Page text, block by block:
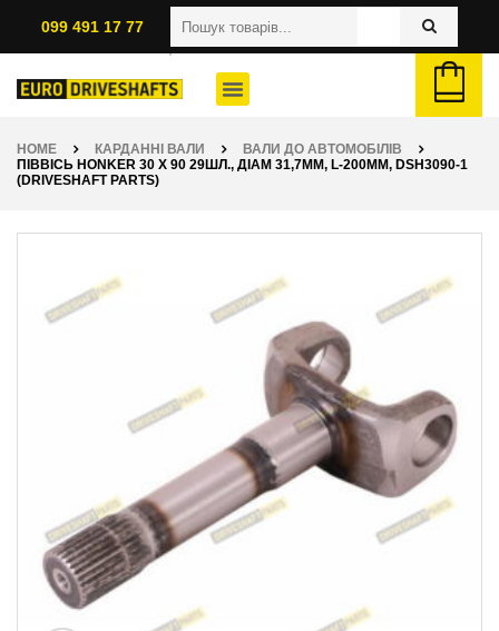
099 491 17 77
HOME КАРДАННІ ВАЛИ
ВАЛИ ДО АВТОМОБІЛІВ
ПІВВІСЬ HONKER 30 X 90 29ШЛ., ДІАМ 31,7ММ, L-200ММ, DSH3090-1
(DRIVESHAFT PARTS)